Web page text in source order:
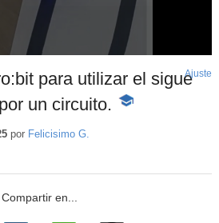
para utilizar el sigue
un circuito.
-
Ajuste
por Felicisimo G.